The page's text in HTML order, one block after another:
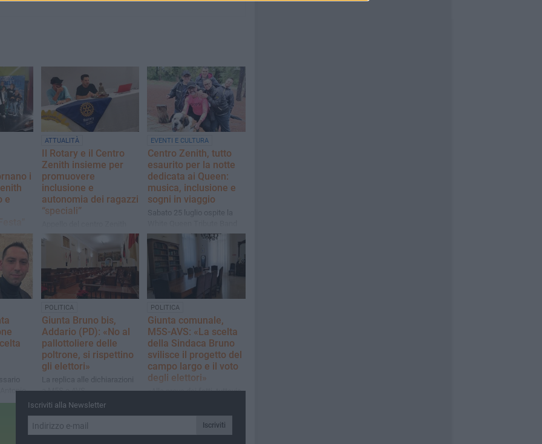
i
e
la
ATTUALITÀ
Il Rotary e il Centro
Zenith insieme per
promuovere
inclusione e
autonomia dei ragazzi
“speciali”
alla comunità: "anche un
piccolo contributo può
trasformarsi in
un’opportunità concreta di
crescita e felicità per questi
ragazzi"
EVENTI E CULTURA
Centro Zenith, tutto
esaurito per la notte
dedicata ai Queen:
musica, inclusione e
sogni in viaggio
Sabato 25 luglio ospite la
POLITICA
Giunta Bruno bis,
Addario (PD): «No al
pallottoliere delle
poltrone, si rispettino
gli elettori»
La replica alle dichiarazioni
a M5S e AVS
POLITICA
Giunta comunale,
M5S-AVS: «La scelta
della Sindaca Bruno
svilisce il progetto del
campo largo e il voto
degli elettori»
«Alla prova dei fatti, tuttavia,
prospettiva politica»
Iscriviti alla Newsletter
Iscriviti